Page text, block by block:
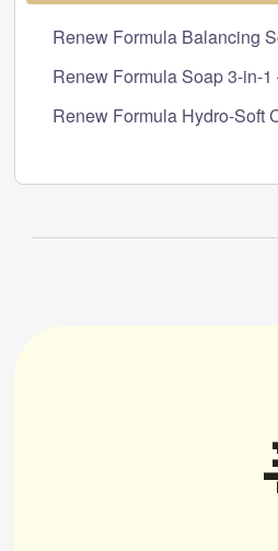
Renew Formula Balancing
Renew Formula Soap 3-in-1
Renew Formula Hydro-Soft